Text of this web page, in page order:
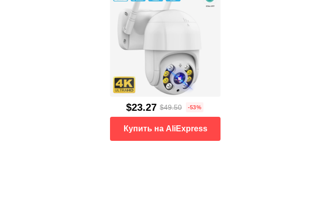
$23.27 $49.50 -53%
Купить на AliExpress